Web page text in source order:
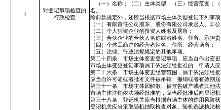
1
对登记事项检查的
行政检查
（一）名称；（二）主体类型；（三）经营范围；
名。
除前款规定外，还应当根据市场主体类型登记下列事
（一）有限责任公司股东、股份有限公司发起人、非
（二）个人独资企业的投资人姓名及居所；
（三）合伙企业的合伙人名称或者姓名、住所、承担
（四）个体工商户的经营者姓名、住所、经营场所；
（五）法律、行政法规规定的其他事项。
第二十四条 市场主体变更登记事项，应当自作出变
市场主体变更登记事项属于依法须经批准的，申请人
第二十六条 市场主体变更经营范围，属于依法须经
应当自许可证或者批准文件被吊销、撤销或者有效期
第三十一条 市场主体因解散、被宣告破产或者其他
市场主体注销依法须经批准的，应当经批准后向登记
第三十八条 登记机关应当根据市场主体的信用风险
登记机关应当采取随机抽取检查对象、随机选派执法